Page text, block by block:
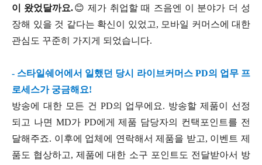
이 왔었달까요.😊 제가 취업할 때 즈음엔 이 분야가 더 성
장해 있을 것 같다는 확신이 있었고, 모바일 커머스에 대한
관심도 꾸준히 가지게 되었습니다.
- 스타일쉐어에서 일했던 당시 라이브커머스 PD의 업무 프
로세스가 궁금해요!
방송에 대한 모든 건 PD의 업무에요. 방송할 제품이 선정
되고 나면 MD가 PD에게 제품 담당자의 컨택포인트를 전
달해주죠. 이후에 업체에 연락해서 제품을 받고, 이벤트 제
품도 협상하고, 제품에 대한 소구 포인트도 전달받아서 방